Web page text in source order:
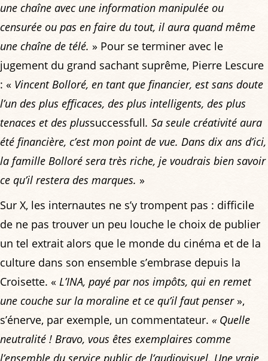
une chaîne avec une information manipulée ou
censurée ou pas en faire du tout, il aura quand même
une chaîne de télé. » Pour se terminer avec le
jugement du grand sachant suprême, Pierre Lescure
: « Vincent Bolloré, en tant que financier, est sans doute
l’un des plus efficaces, des plus intelligents, des plus
tenaces et des plussuccessfull. Sa seule créativité aura
été financière, c’est mon point de vue. Dans dix ans d’ici,
la famille Bolloré sera très riche, je voudrais bien savoir
ce qu’il restera des marques. »
Sur X, les internautes ne s’y trompent pas : difficile
de ne pas trouver un peu louche le choix de publier
un tel extrait alors que le monde du cinéma et de la
culture dans son ensemble s’embrase depuis la
Croisette. « L’INA, payé par nos impôts, qui en remet
une couche sur la moraline et ce qu’il faut penser»,
s’énerve, par exemple, un commentateur. « Quelle
neutralité ! Bravo, vous êtes exemplaires comme